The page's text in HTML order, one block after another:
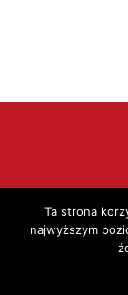
Ta strona
najwyższym